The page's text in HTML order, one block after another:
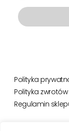
Polityka
Polityka zwrotów
Regulamin